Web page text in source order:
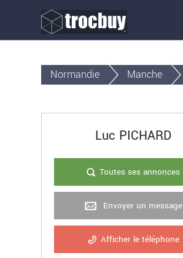
Normandie Manche
Luc PICHARD
Toutes ses annonces
Envoyer un message
Afficher le téléphone